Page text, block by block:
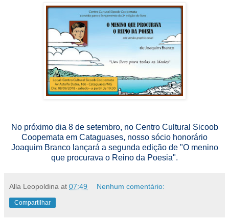
No próximo dia 8 de setembro, no Centro Cultural Sicoob
Coopemata em Cataguases, nosso sócio honorário
Joaquim Branco lançará a segunda edição de "O menino
que procurava o Reino da Poesia".
Alla Leopoldina at 07:49 Nenhum comentário:
Compartilhar